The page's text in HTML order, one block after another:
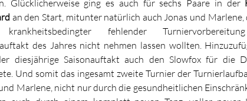
Glücklicherweise ging es auch für sechs Paare in der
an den Start, mitunter natürlich auch Jonas und Marlene,
fehlender
des Jahres nicht nehmen lassen wollten.
diesjährige Saisonauftakt auch den Slowfox für die
Und somit das ingesamt zweite Turnier der
Marlene, nicht nur durch die gesundheitlichen